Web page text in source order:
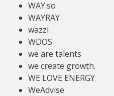
WAY.so
WAYRAY
wazzl
WDOS
we are talents
we create growth.
WE LOVE ENERGY
WeAdvise